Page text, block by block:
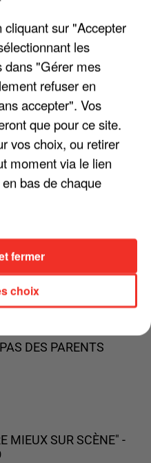
Voir plus
DES
LE TRAC"
DES PARENTS
MIEUX SUR SCÈNE" -
cliquant sur "Accepter
les
dans "Gérer mes
refuser en
accepter". Vos
que pour ce site.
vos choix, ou retirer
moment via le lien
bas de chaque
choix
fermer